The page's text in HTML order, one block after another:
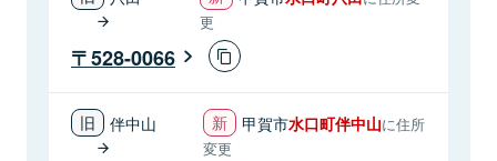
更
528-0066
伴中山 甲賀市水口町伴中山に住所
変更